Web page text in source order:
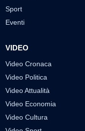
Sport
Eventi
VIDEO
Video Cronaca
Video Politica
Video Attualità
Video Economia
Video Cultura